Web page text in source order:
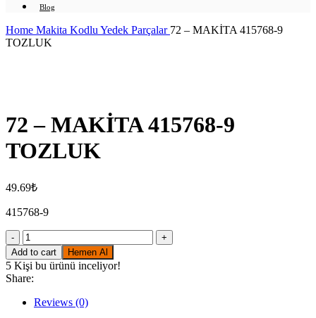
Blog
Home Makita Kodlu Yedek Parçalar 72 – MAKİTA 415768-9
TOZLUK
72 – MAKİTA 415768-9
TOZLUK
49.69₺
415768-9
72
-
MAKİTA
415768-
9
TOZLUK
quantity
Add to cart Hemen Al
5 Kişi bu ürünü inceliyor!
Share:
Reviews (0)